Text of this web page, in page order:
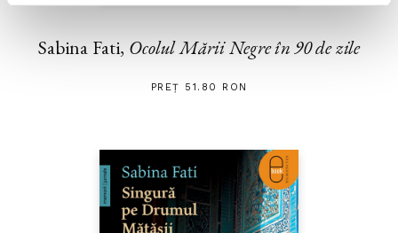
Sabina Fati, Ocolul Mării Negre în 90 de zile
PREȚ 51.80 RON